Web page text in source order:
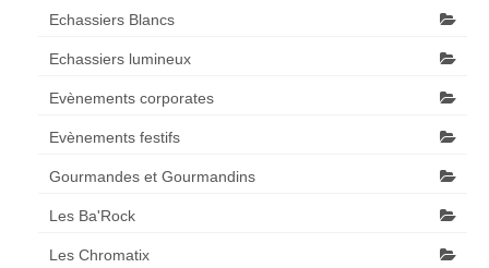
Echassiers Blancs
Echassiers lumineux
Evènements corporates
Evènements festifs
Gourmandes et Gourmandins
Les Ba'Rock
Les Chromatix